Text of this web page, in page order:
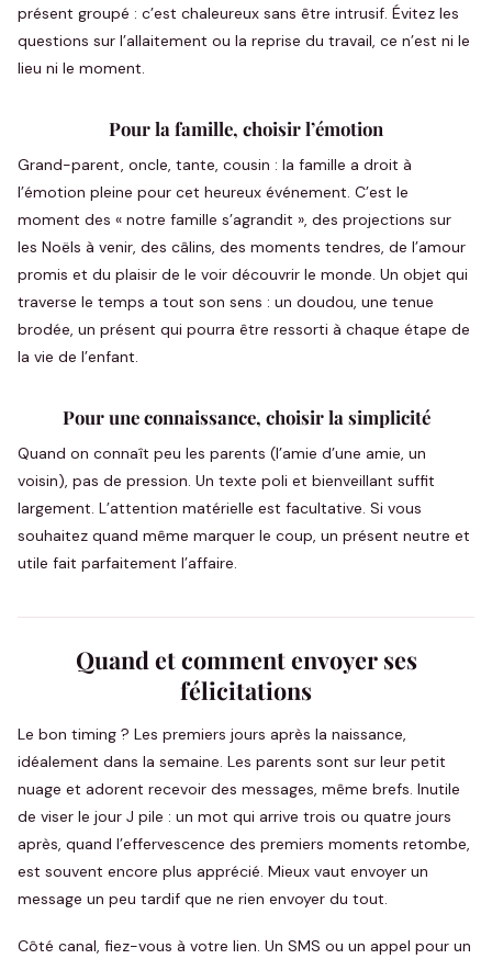
présent groupé : c’est chaleureux sans être intrusif. Évitez les
questions sur l’allaitement ou la reprise du travail, ce n’est ni le
lieu ni le moment.
Pour la famille, choisir l’émotion
Grand-parent, oncle, tante, cousin : la famille a droit à
l’émotion pleine pour cet heureux événement. C’est le
moment des « notre famille s’agrandit », des projections sur
les Noëls à venir, des câlins, des moments tendres, de l’amour
promis et du plaisir de le voir découvrir le monde. Un objet qui
traverse le temps a tout son sens : un doudou, une tenue
brodée, un présent qui pourra être ressorti à chaque étape de
la vie de l’enfant.
Pour une connaissance, choisir la simplicité
Quand on connaît peu les parents (l’amie d’une amie, un
voisin), pas de pression. Un texte poli et bienveillant suffit
largement. L’attention matérielle est facultative. Si vous
souhaitez quand même marquer le coup, un présent neutre et
utile fait parfaitement l’affaire.
Quand et comment envoyer ses
félicitations
Le bon timing ? Les premiers jours après la naissance,
idéalement dans la semaine. Les parents sont sur leur petit
nuage et adorent recevoir des messages, même brefs. Inutile
de viser le jour J pile : un mot qui arrive trois ou quatre jours
après, quand l’effervescence des premiers moments retombe,
est souvent encore plus apprécié. Mieux vaut envoyer un
message un peu tardif que ne rien envoyer du tout.
Côté canal, fiez-vous à votre lien. Un SMS ou un appel pour un